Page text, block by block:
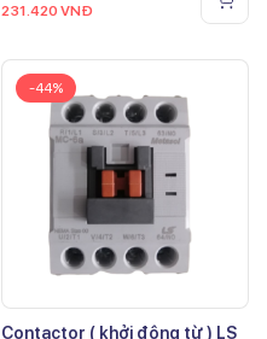
231.420 VNĐ
-44%
Contactor ( khởi động từ ) LS